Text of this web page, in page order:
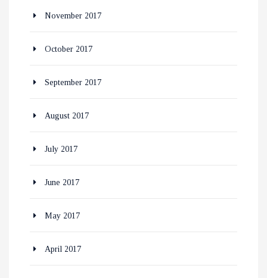
November 2017
October 2017
September 2017
August 2017
July 2017
June 2017
May 2017
April 2017